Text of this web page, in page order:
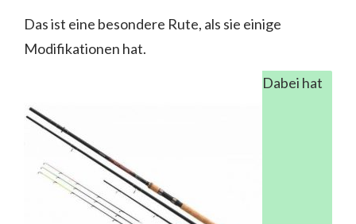
Das ist eine besondere Rute, als sie einige
Modifikationen hat.
Dabei hat